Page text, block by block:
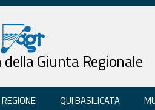
Giunta Regionale
QUI BASILICATA